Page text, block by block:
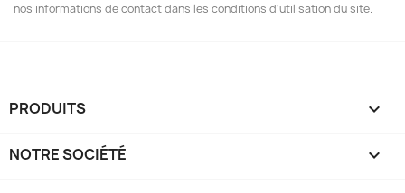
nos informations de contact dans les conditions d'utilisation du site.
PRODUITS 
NOTRE SOCIÉTÉ 